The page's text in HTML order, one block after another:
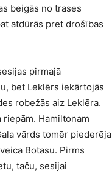
beigās no trases
atdūrās pret drošības
pirmajā
bet Leklērs iekārtojās
robežās aiz Leklēra.
riepām. Hamiltonam
vārds tomēr piederēja
Botasu. Pirms
taču, sesijai